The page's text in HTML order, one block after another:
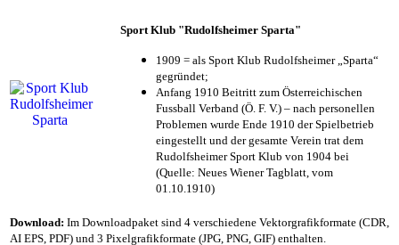
Sport Klub "Rudolfsheimer Sparta"
1909 = als Sport Klub Rudolfsheimer „Sparta“
gegründet;
Anfang 1910 Beitritt zum Österreichischen
Fussball Verband (Ö. F. V.) – nach personellen
Problemen wurde Ende 1910 der Spielbetrieb
eingestellt und der gesamte Verein trat dem
Rudolfsheimer Sport Klub von 1904 bei
(Quelle: Neues Wiener Tagblatt, vom
01.10.1910)
Download: Im Downloadpaket sind 4 verschiedene Vektorgrafikformate (CDR,
AI EPS, PDF) und 3 Pixelgrafikformate (JPG, PNG, GIF) enthalten.